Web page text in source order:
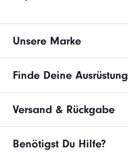
Unsere Marke
Finde Deine Ausrüstung
Versand & Rückgabe
Benötigst Du Hilfe?